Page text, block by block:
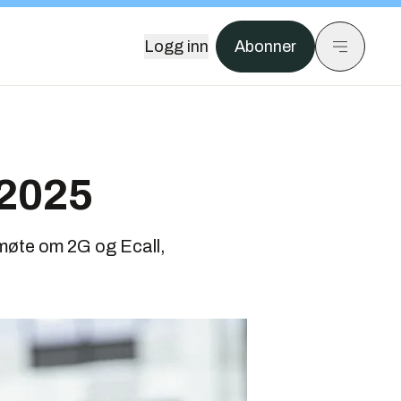
Logg inn Abonner
om 2G og Ecall,